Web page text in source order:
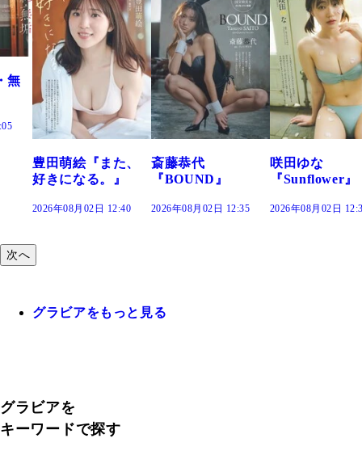
斎藤恭代
『BOUND』
2026年08月02日 12:35
咲田ゆな
『Sunflower』
2026年08月02日 12:30
藤水咲桜『花
だまり』
2026年08月02日
次へ
グラビアをもっと見る
グラビアを
キーワードで探す